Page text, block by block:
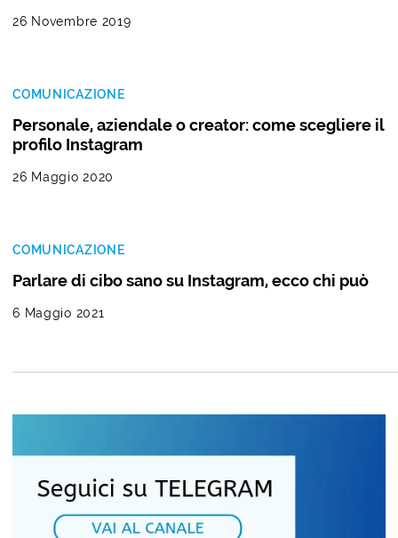
26 Novembre 2019
COMUNICAZIONE
Personale, aziendale o creator: come scegliere il
profilo Instagram
26 Maggio 2020
COMUNICAZIONE
Parlare di cibo sano su Instagram, ecco chi può
6 Maggio 2021